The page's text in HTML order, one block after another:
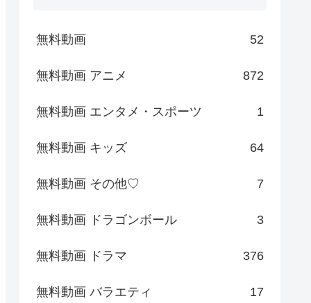
無料動画 52
無料動画 アニメ 872
無料動画 エンタメ・スポーツ 1
無料動画 キッズ 64
無料動画 その他♡ 7
無料動画 ドラゴンボール 3
無料動画 ドラマ 376
無料動画 バラエティ 17